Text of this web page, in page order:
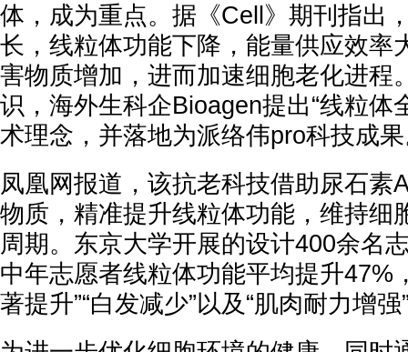
体，成为重点。据《Cell》期刊指出
长，线粒体功能下降，能量供应效率
害物质增加，进而加速细胞老化进程
识，海外生科企Bioagen提出“线粒体
术理念，并落地为派络伟pro科技成
凤凰网报道，该抗老科技借助尿石素
物质，精准提升线粒体功能，维持细
周期。东京大学开展的设计400余名
中年志愿者线粒体功能平均提升47%
著提升”“白发减少”以及“肌肉耐力增强